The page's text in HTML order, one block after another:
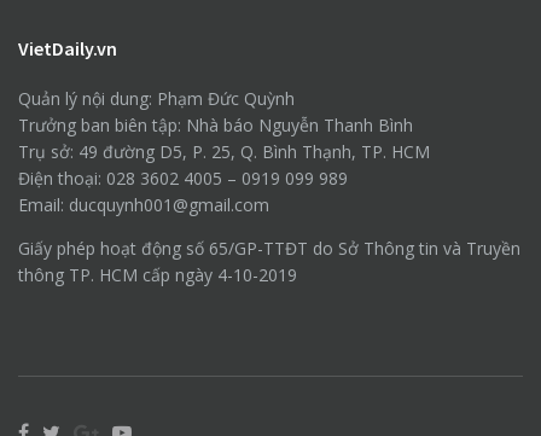
VietDaily.vn
Quản lý nội dung: Phạm Đức Quỳnh
Trưởng ban biên tập: Nhà báo Nguyễn Thanh Bình
Trụ sở: 49 đường D5, P. 25, Q. Bình Thạnh, TP. HCM
Điện thoại: 028 3602 4005 – 0919 099 989
Email: ducquynh001@gmail.com
Giấy phép hoạt động số 65/GP-TTĐT do Sở Thông tin và Truyền
thông TP. HCM cấp ngày 4-10-2019